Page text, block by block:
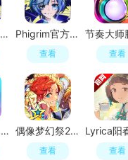
Phigrim自制谱资源包 Phigrim官方入口
查看 查看
Magic Tiles 3魔法钢琴师3内购版解锁钻石版 偶像梦幻祭2安卓官服
查看 查看